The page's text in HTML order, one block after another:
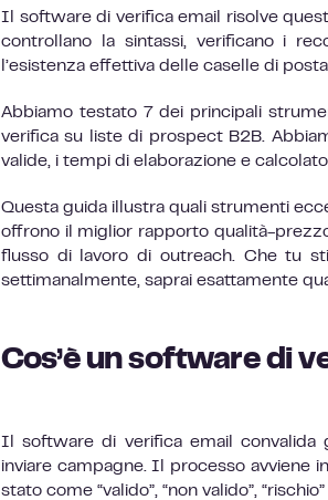
Il software di verifica email risolve
controllano la sintassi, verificano i
l’esistenza effettiva delle caselle di
Abbiamo testato 7 dei principali
verifica su liste di prospect B2B.
valide, i tempi di elaborazione e
Questa guida illustra quali strumenti
offrono il miglior rapporto qualità-
flusso di lavoro di outreach. Che tu
settimanalmente, saprai esattamente
Cos’è un software di
Il software di verifica email convalida
inviare campagne. Il processo avviene
stato come “valido”, “non valido”,